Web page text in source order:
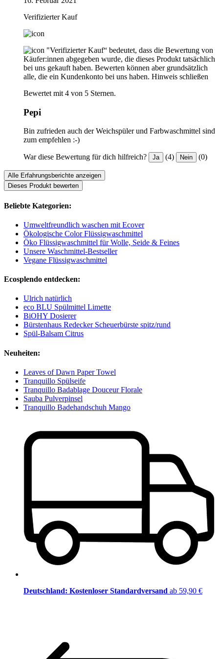
Verifizierter Kauf
"Verifizierter Kauf“ bedeutet, dass die Bewertung von
Käufer:innen abgegeben wurde, die dieses Produkt tatsächlich
bei uns gekauft haben. Bewerten können aber grundsätzlich
alle, die ein Kundenkonto bei uns haben. Hinweis schließen
Bewertet mit 4 von 5 Sternen.
Pepi
Bin zufrieden auch der Weichspüler und Farbwaschmittel sind
zum empfehlen :-)
War diese Bewertung für dich hilfreich? Ja (4) Nein (0)
Alle Erfahrungsberichte anzeigen
Dieses Produkt bewerten
Beliebte Kategorien:
Umweltfreundlich waschen mit Ecover
Ökologische Color Flüssigwaschmittel
Öko Flüssigwaschmittel für Wolle, Seide & Feines
Unsere Waschmittel-Bestseller
Vegane Flüssigwaschmittel
Ecosplendo entdecken:
Ulrich natürlich
eco BLU Spülmittel Limette
BiOHY Dosierer
Bürstenhaus Redecker Scheuerbürste spitz/rund
Spül-Balsam Citrus
Neuheiten:
Leaves of Dawn Paper Towel
Tranquillo Spülseife
Tranquillo Badablage Douceur Florale
Sauba Pulverpinsel
Tranquillo Badehandschuh Mango
Deutschland: Kostenloser Standardversand ab 59,90 €